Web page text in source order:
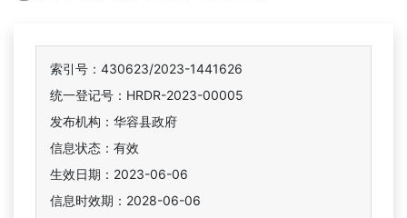
索引号：430623/2023-1441626
统一登记号：HRDR-2023-00005
发布机构：华容县政府
信息状态： 有效
生效日期：2023-06-06
信息时效期： 2028-06-06